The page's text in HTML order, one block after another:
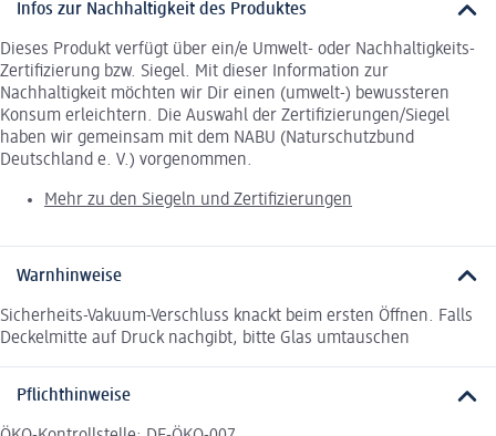
Infos zur Nachhaltigkeit des Produktes
Dieses Produkt verfügt über ein/e Umwelt- oder Nachhaltigkeits-
Zertifizierung bzw. Siegel. Mit dieser Information zur
Nachhaltigkeit möchten wir Dir einen (umwelt-) bewussteren
Konsum erleichtern. Die Auswahl der Zertifizierungen/Siegel
haben wir gemeinsam mit dem NABU (Naturschutzbund
Deutschland e. V.) vorgenommen.
Mehr zu den Siegeln und Zertifizierungen
Warnhinweise
Sicherheits-Vakuum-Verschluss knackt beim ersten Öffnen. Falls
Deckelmitte auf Druck nachgibt, bitte Glas umtauschen
Pflichthinweise